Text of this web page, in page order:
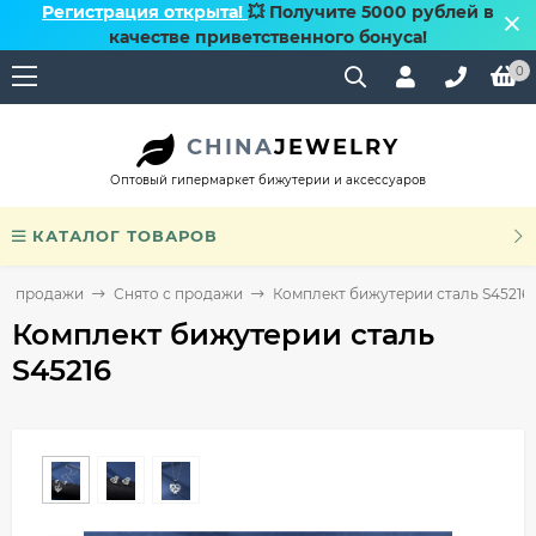
Регистрация открыта! 💥 Получите 5000 рублей в
качестве приветственного бонуса!
0
CHINAJEWELRY
Оптовый гипермаркет бижутерии и аксессуаров
КАТАЛОГ ТОВАРОВ
с продажи Снято с продажи Комплект бижутерии сталь S45216
Комплект бижутерии сталь
S45216